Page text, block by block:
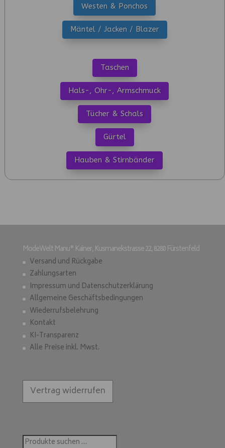
Westen & Ponchos
Mäntel / Jacken / Blazer
Taschen
Hals-, Ohr-, Armschmuck
Tücher & Schals
Gürtel
Hauben & Stirnbänder
ModeWelt Manu* Kainer, Kusmanekstrasse 22, 8280 Fürstenfeld
Versand und Rückgabe
Zahlungsarten
Impressum und Datenschutzerklärung
Allgemeine Geschäftsbedingungen
Wiederrufsbelehrung
Kontakt
KI-Transparenz
Alle Preise inkl. Mwst.
Vertrag widerrufen
Suchen